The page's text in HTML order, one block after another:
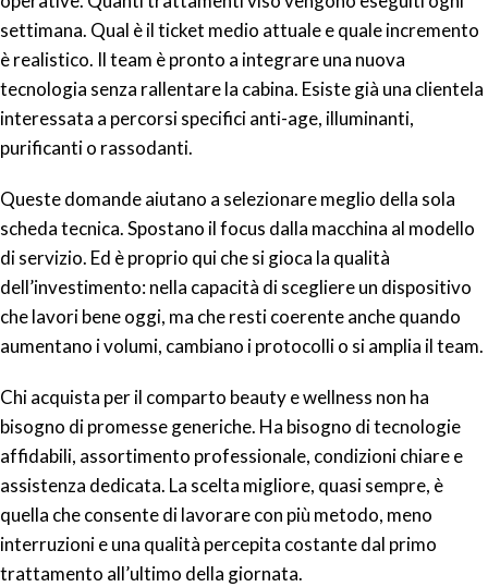
settimana. Qual è il ticket medio attuale e quale incremento
è realistico. Il team è pronto a integrare una nuova
tecnologia senza rallentare la cabina. Esiste già una clientela
interessata a percorsi specifici anti-age, illuminanti,
purificanti o rassodanti.
Queste domande aiutano a selezionare meglio della sola
scheda tecnica. Spostano il focus dalla macchina al modello
di servizio. Ed è proprio qui che si gioca la qualità
dell’investimento: nella capacità di scegliere un dispositivo
che lavori bene oggi, ma che resti coerente anche quando
aumentano i volumi, cambiano i protocolli o si amplia il team.
Chi acquista per il comparto beauty e wellness non ha
bisogno di promesse generiche. Ha bisogno di tecnologie
affidabili, assortimento professionale, condizioni chiare e
assistenza dedicata. La scelta migliore, quasi sempre, è
quella che consente di lavorare con più metodo, meno
interruzioni e una qualità percepita costante dal primo
trattamento all’ultimo della giornata.